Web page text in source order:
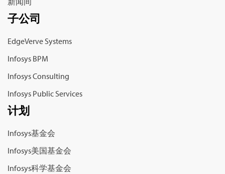
子公司
EdgeVerve Systems
Infosys BPM
Infosys Consulting
Infosys Public Services
计划
Infosys基金会
Infosys美国基金会
Infosys科学基金会